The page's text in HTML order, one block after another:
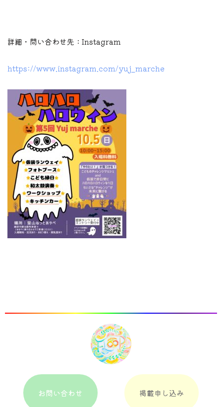
詳細・問い合わせ先：Instagram
https://www.instagram.com/yuj_marche
お問い合わせ 掲載申し込み